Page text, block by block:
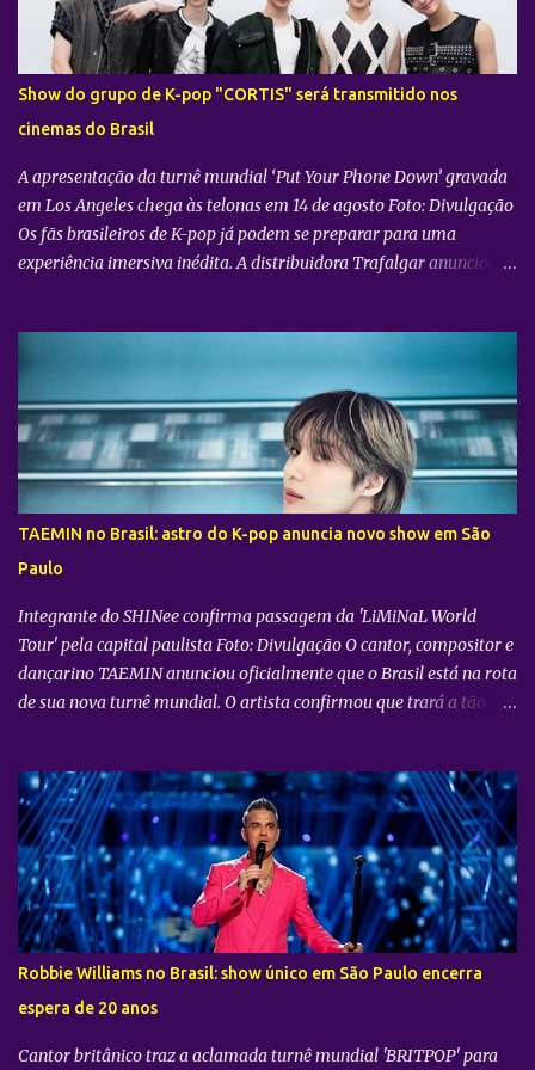
Show do grupo de K-pop "CORTIS" será transmitido nos
cinemas do Brasil
A apresentação da turnê mundial ‘Put Your Phone Down’ gravada
em Los Angeles chega às telonas em 14 de agosto Foto: Divulgação
Os fãs brasileiros de K-pop já podem se preparar para uma
experiência imersiva inédita. A distribuidora Trafalgar anunciou o
realizado diretamente do YouTube Theater , na cidade de Los
Angeles (EUA). O objetivo da ação é proporcionar ao público uma
vivência cinematográfica com som e imagem de alta qualidade,
conectando os fãs de todo o mundo à energia da primeira turnê
mundial do quinteto. Produzido pela gigante do entretenimento
asiático HYBE e distribuído globalmente pela Trafalgar, o evento
promete transportar o fandom — conhecido oficialmente como
COERS — para o centro da apresentação. Como um bônus especial
para as sessões nos cine...
TAEMIN no Brasil: astro do K-pop anuncia novo show em São
Paulo
Integrante do SHINee confirma passagem da 'LiMiNaL World
Tour' pela capital paulista Foto: Divulgação O cantor, compositor e
dançarino TAEMIN anunciou oficialmente que o Brasil está na rota
de sua nova turnê mundial. O artista confirmou que trará a tão
oficialmente como “2026-27 TAEMIN WORLD TOUR ” , a nova
excursão do astro rodará o mundo com apresentações distribuídas
pela Ásia, América do Norte e América do Sul. Além do aguardado
encontro com os fãs brasileiros em São Paulo, a agenda
internacional do artista tem paradas confirmadas em metrópoles
como Seul, San José, Los Angeles, Las Vegas, Grand Prairie,
Chicago, Newark, Monterrey, Cidade do México, Santiago e Lima.
confirmação do novo espetáculo firma o rápido retorno de
TAEMIN ...
Robbie Williams no Brasil: show único em São Paulo encerra
espera de 20 anos
Cantor britânico traz a aclamada turnê mundial 'BRITPOP' para